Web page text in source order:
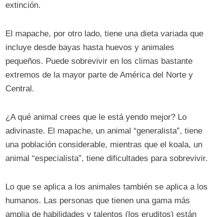
extinción.
El mapache, por otro lado, tiene una dieta variada que
incluye desde bayas hasta huevos y animales
pequeños. Puede sobrevivir en los climas bastante
extremos de la mayor parte de América del Norte y
Central.
¿A qué animal crees que le está yendo mejor? Lo
adivinaste. El mapache, un animal “generalista”, tiene
una población considerable, mientras que el koala, un
animal “especialista”, tiene dificultades para sobrevivir.
Lo que se aplica a los animales también se aplica a los
humanos. Las personas que tienen una gama más
amplia de habilidades y talentos (los eruditos) están